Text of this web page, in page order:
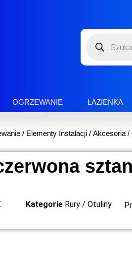
OGRZEWANIE ŁAZIENKA
/ Elementy Instalacji / Akcesoria /
Kategorie Rury / Otuliny